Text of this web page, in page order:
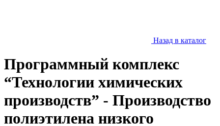
Назад в каталог
Программный комплекс
“Технологии химических
производств” - Производство
полиэтилена низкого